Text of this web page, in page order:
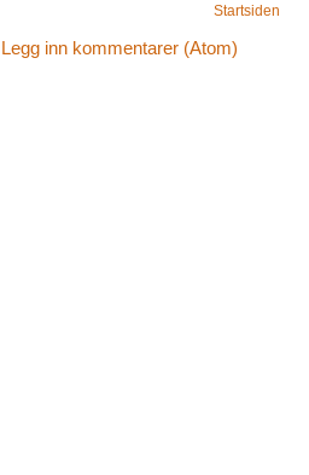
Startsiden
Legg inn kommentarer (Atom)